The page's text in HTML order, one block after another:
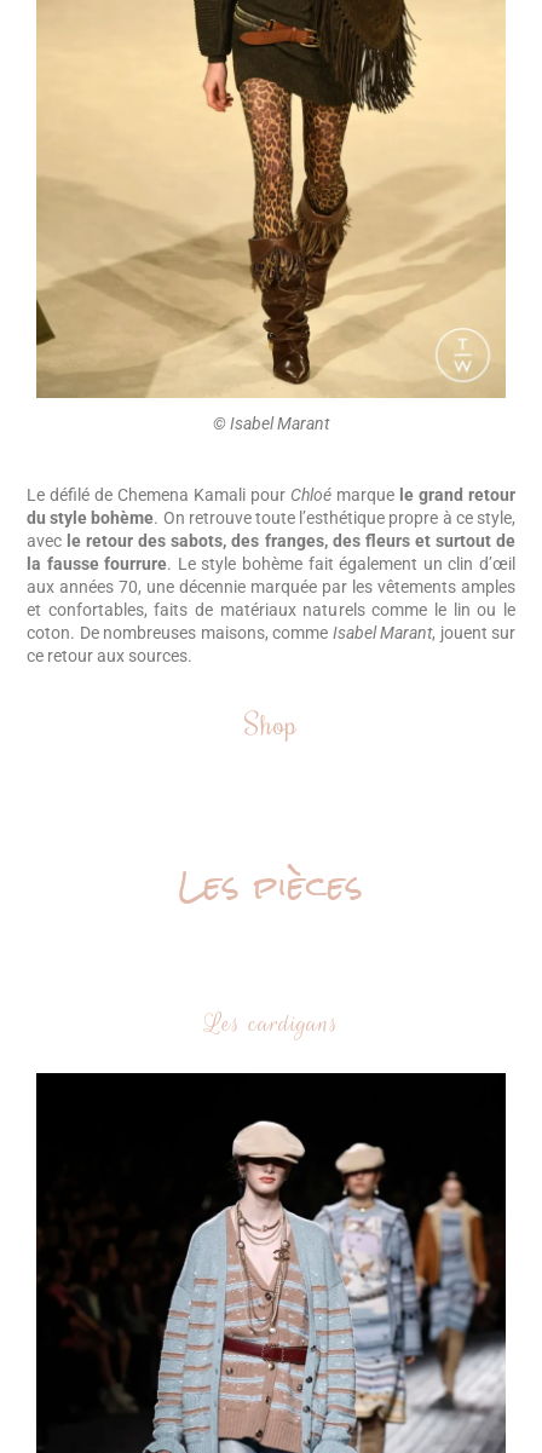
©️ Isabel Marant
Le défilé de Chemena Kamali pour Chloé marque le grand retour
du style bohème. On retrouve toute l’esthétique propre à ce style,
avec le retour des sabots, des franges, des fleurs et surtout de
la fausse fourrure. Le style bohème fait également un clin d’œil
aux années 70, une décennie marquée par les vêtements amples
et confortables, faits de matériaux naturels comme le lin ou le
coton. De nombreuses maisons, comme Isabel Marant, jouent sur
ce retour aux sources.
Shop
Les pièces
Les cardigans